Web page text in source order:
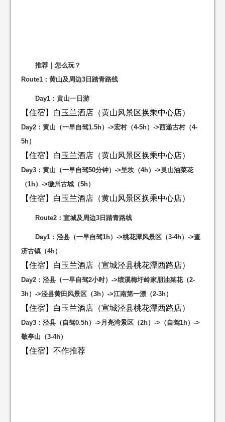
推荐｜怎么玩？
Route1：黄山及周边3日踏青路线
Day1：黄山一日游
【住宿】白玉兰酒店（黄山风景区换乘中心店）
Day2：黄山（一早自驾1.5h）->宏村（4-5h）->西递古村（4-
5h）
【住宿】白玉兰酒店（黄山风景区换乘中心店）
Day3：黄山（一早自驾50分钟）->呈坎（4h）->灵山油菜花
（1h）->徽州古城（5h）
【住宿】白玉兰酒店（黄山风景区换乘中心店）
Route2：宣城及周边3日踏青路线
Day1：泾县（一早自驾1h）->桃花潭风景区（3-4h）->查
济古镇（4h）
【住宿】白玉兰酒店（宣城泾县桃花潭西路店）
Day2：泾县（一早自驾2小时）->绩溪梅圩岭家朋油菜花（2-
3h）->泾县黄田风景区（3h）->江南第一漂（2-3h）
【住宿】白玉兰酒店（宣城泾县桃花潭西路店）
Day3：泾县（自驾0.5h）->月亮湾景区（2h）->（自驾1h）->
敬亭山（3-4h）
【住宿】不作推荐